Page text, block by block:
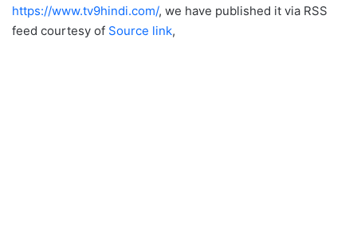
https://www.tv9hindi.com/, we have published it via RSS
feed courtesy of Source link,